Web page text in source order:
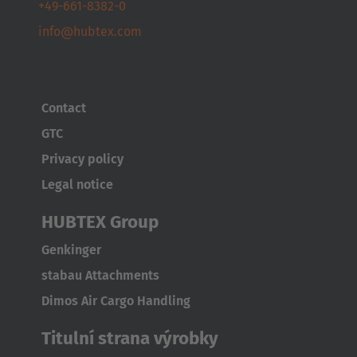
Česká republika
Cesko
Deutsch
España
Español
Français
Great Britain
English
Italia
+49-661-8382-0
info@hubtex.com
Contact
GTC
Privacy policy
Legal notice
HUBTEX Group
Genkinger
stabau Attachments
Dimos Air Cargo Handling
Titulní strana výrobky